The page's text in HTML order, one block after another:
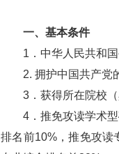
一、基本条件
1．中华人民共和国
2. 拥护中国共产党的
3．获得所在院校（
4．推免攻读学术型
排名前10%，推免攻读